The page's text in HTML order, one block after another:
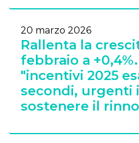
20 marzo 2026
Rallenta la
febbraio a +0,4%.
"incentivi 2025
secondi, urgenti
sostenere il